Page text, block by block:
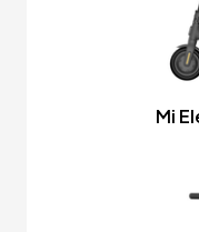
Mi